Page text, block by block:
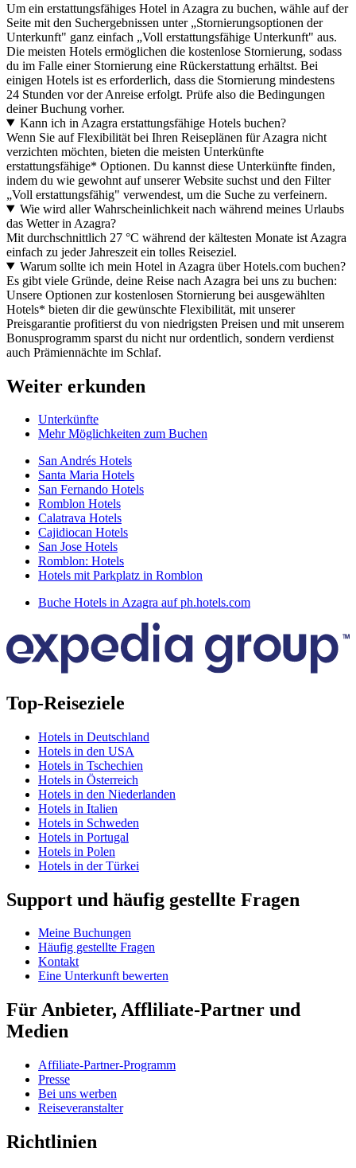
Um ein erstattungsfähiges Hotel in Azagra zu buchen, wähle auf der
Seite mit den Suchergebnissen unter „Stornierungsoptionen der
Unterkunft" ganz einfach „Voll erstattungsfähige Unterkunft" aus.
Die meisten Hotels ermöglichen die kostenlose Stornierung, sodass
du im Falle einer Stornierung eine Rückerstattung erhältst. Bei
einigen Hotels ist es erforderlich, dass die Stornierung mindestens
24 Stunden vor der Anreise erfolgt. Prüfe also die Bedingungen
deiner Buchung vorher.
Kann ich in Azagra erstattungsfähige Hotels buchen?
Wenn Sie auf Flexibilität bei Ihren Reiseplänen für Azagra nicht
verzichten möchten, bieten die meisten Unterkünfte
erstattungsfähige* Optionen. Du kannst diese Unterkünfte finden,
indem du wie gewohnt auf unserer Website suchst und den Filter
„Voll erstattungsfähig" verwendest, um die Suche zu verfeinern.
Wie wird aller Wahrscheinlichkeit nach während meines Urlaubs
das Wetter in Azagra?
Mit durchschnittlich 27 °C während der kältesten Monate ist Azagra
einfach zu jeder Jahreszeit ein tolles Reiseziel.
Warum sollte ich mein Hotel in Azagra über Hotels.com buchen?
Es gibt viele Gründe, deine Reise nach Azagra bei uns zu buchen:
Unsere Optionen zur kostenlosen Stornierung bei ausgewählten
Hotels* bieten dir die gewünschte Flexibilität, mit unserer
Preisgarantie profitierst du von niedrigsten Preisen und mit unserem
Bonusprogramm sparst du nicht nur ordentlich, sondern verdienst
auch Prämiennächte im Schlaf.
Weiter erkunden
Unterkünfte
Mehr Möglichkeiten zum Buchen
San Andrés Hotels
Santa Maria Hotels
San Fernando Hotels
Romblon Hotels
Calatrava Hotels
Cajidiocan Hotels
San Jose Hotels
Romblon: Hotels
Hotels mit Parkplatz in Romblon
Buche Hotels in Azagra auf ph.hotels.com
Top-Reiseziele
Hotels in Deutschland
Hotels in den USA
Hotels in Tschechien
Hotels in Österreich
Hotels in den Niederlanden
Hotels in Italien
Hotels in Schweden
Hotels in Portugal
Hotels in Polen
Hotels in der Türkei
Support und häufig gestellte Fragen
Meine Buchungen
Häufig gestellte Fragen
Kontakt
Eine Unterkunft bewerten
Für Anbieter, Affliliate-Partner und
Medien
Affiliate-Partner-Programm
Presse
Bei uns werben
Reiseveranstalter
Richtlinien